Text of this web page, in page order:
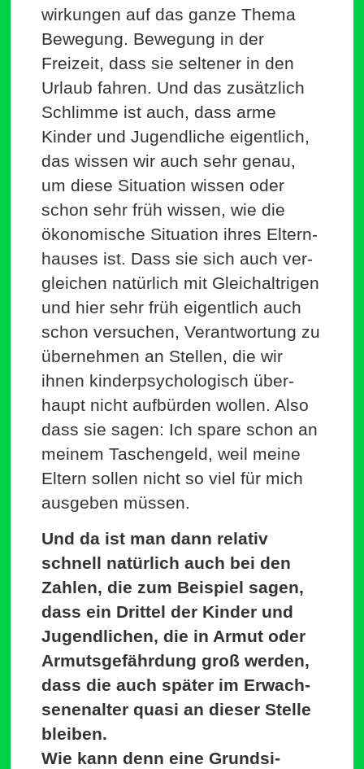
wir­kungen auf das ganze Thema
Bewegung. Bewegung in der
Freizeit, dass sie sel­tener in den
Urlaub fahren. Und das zusätzlich
Schlimme ist auch, dass arme
Kinder und Jugend­liche eigentlich,
das wissen wir auch sehr genau,
um diese Situation wissen oder
schon sehr früh wissen, wie die
öko­no­mische Situation ihres Eltern­
hauses ist. Dass sie sich auch ver­
gleichen natürlich mit Gleich­alt­rigen
und hier sehr früh eigentlich auch
schon ver­suchen, Ver­ant­wortung zu
über­nehmen an Stellen, die wir
ihnen kin­der­psy­cho­lo­gisch über­
haupt nicht auf­bürden wollen. Also
dass sie sagen: Ich spare schon an
meinem Taschengeld, weil meine
Eltern sollen nicht so viel für mich
aus­geben müssen.
Und da ist man dann relativ
schnell natürlich auch bei den
Zahlen, die zum Bei­spiel sagen,
dass ein Drittel der Kinder und
Jugend­lichen, die in Armut oder
Armuts­ge­fährdung groß werden,
dass die auch später im Erwach­
se­nen­alter quasi an dieser Stelle
bleiben.
Wie kann denn eine Grund­si­